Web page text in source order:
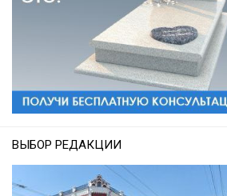
ВЫБОР РЕДАКЦИИ